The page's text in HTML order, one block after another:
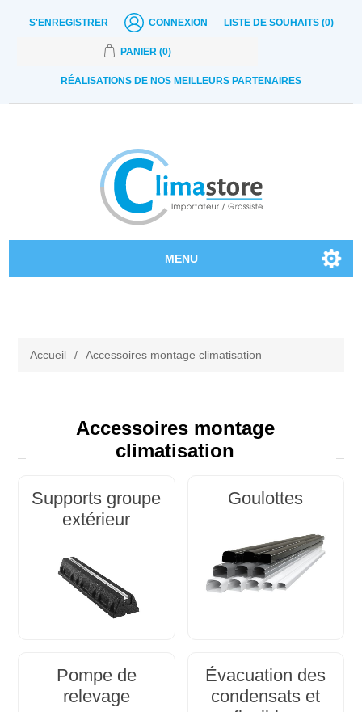
S'ENREGISTRER CONNEXION LISTE DE SOUHAITS (0)
PANIER (0)
RÉALISATIONS DE NOS MEILLEURS PARTENAIRES
MENU
Accueil / Accessoires montage climatisation
Accessoires montage
climatisation
Supports groupe
extérieur
Goulottes
Pompe de
relevage
Évacuation des
condensats et